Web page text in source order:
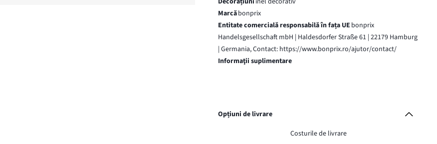
Marcăbonprix
Entitate comercială responsabilă în fața UE bonprix
Handelsgesellschaft mbH | Haldesdorfer Straße 61 | 22179 Hamburg
| Germania, Contact: https://www.bonprix.ro/ajutor/contact/
Informaţii suplimentare
Opțiuni de livrare
Costurile de livrare